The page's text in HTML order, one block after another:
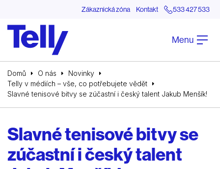
Zákaznická zóna Kontakt 533 427 533
Menu
Domů O nás
Novinky
Telly v médiích – vše, co potřebujete vědět
Slavné tenisové bitvy se zúčastní i český talent Jakub Menšík!
Slavné tenisové bitvy se
zúčastní i český talent